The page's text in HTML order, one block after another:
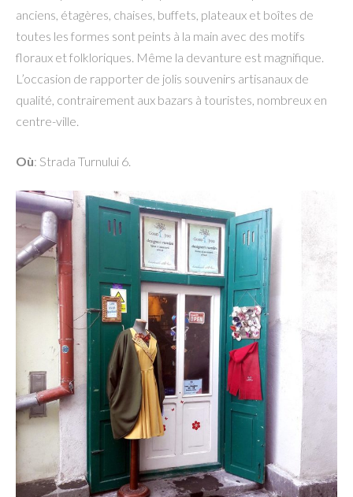
anciens, étagères, chaises, buffets, plateaux et boîtes de
toutes les formes sont peints à la main avec des motifs
floraux et folkloriques. Même la devanture est magnifique.
L’occasion de rapporter de jolis souvenirs artisanaux de
qualité, contrairement aux bazars à touristes, nombreux en
centre-ville.
Où: Strada Turnului 6.